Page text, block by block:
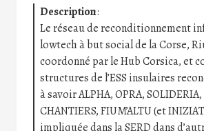
Description:
Le réseau de reconditionnement
lowtech à but social de la Corse,
coordonné par le Hub Corsica, et
structures de l’ESS insulaires
à savoir ALPHA, OPRA,
CHANTIERS, FIUM’ALTU (et
impliquée dans la SERD dans